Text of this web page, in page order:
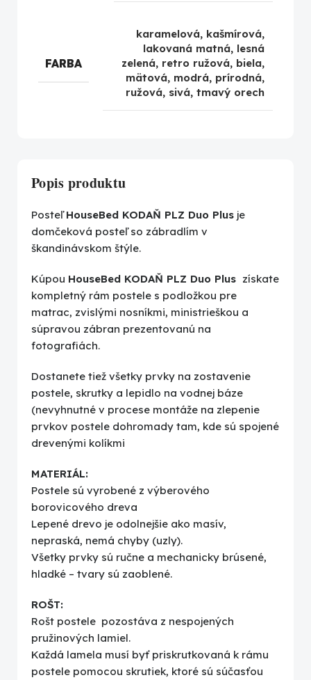
Popis produktu
PosteľHouseBed KODAŇ PLZ Duo Plus je
domčeková posteľ so zábradlím v
škandinávskom štýle.
Kúpou HouseBed KODAŇ PLZ Duo Plus získate
kompletný rám postele s podložkou pre
matrac, zvislými nosníkmi, ministrieškou a
súpravou zábran prezentovanú na
fotografiách.
Dostanete tiež všetky prvky na zostavenie
postele, skrutky a lepidlo na vodnej báze
(nevyhnutné v procese montáže na zlepenie
prvkov postele dohromady tam, kde sú spojené
drevenými kolíkmi
MATERIÁL:
Postele sú vyrobené z výberového
borovicového dreva
Lepené drevo je odolnejšie ako masív,
nepraská, nemá chyby (uzly).
Všetky prvky sú ručne a mechanicky brúsené,
hladké – tvary sú zaoblené.
ROŠT:
Rošt postele pozostáva z nespojených
pružinových lamiel.
Každá lamela musí byť priskrutkovaná k rámu
postele pomocou skrutiek, ktoré sú súčasťou
FARBA
karamelová, kašmírová,
lakovaná matná, lesná
zelená, retro ružová, biela,
mätová, modrá, prírodná,
ružová, sivá, tmavý orech